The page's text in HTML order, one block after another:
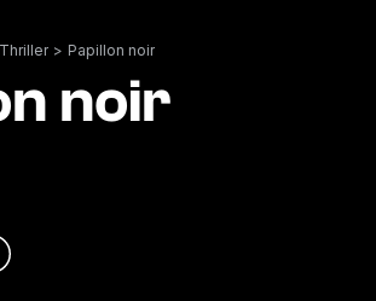
Thriller > Papillon noir
noir